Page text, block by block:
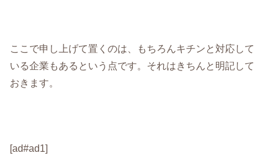
ここで申し上げて置くのは、もちろんキチンと対応して
いる企業もあるという点です。それはきちんと明記して
おきます。
[ad#ad1]